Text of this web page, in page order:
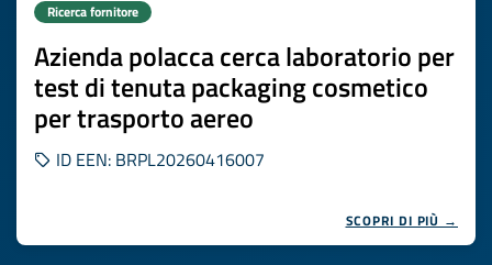
Ricerca fornitore
Azienda polacca cerca laboratorio per
test di tenuta packaging cosmetico
per trasporto aereo
ID EEN: BRPL20260416007
SCOPRI DI PIÙ →